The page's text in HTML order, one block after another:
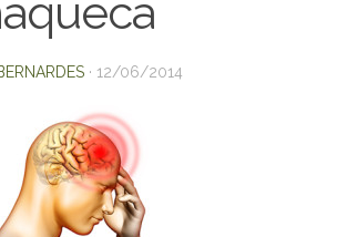
· 12/06/2014